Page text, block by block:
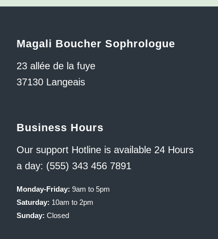
Magali Boucher Sophrologue
23 allée de la fuye
37130 Langeais
Business Hours
Our support Hotline is available 24 Hours
a day: (555) 343 456 7891
Monday-Friday: 9am to 5pm
Saturday: 10am to 2pm
Sunday: Closed